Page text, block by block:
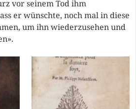
vor seinem Tod ihm
er wünschte, noch mal in diese
um ihn wiederzusehen und